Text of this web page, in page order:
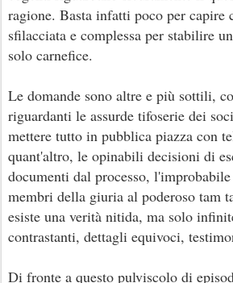
ragione. Basta infatti poco per capire
sfilacciata e complessa per stabilire
solo carnefice.
Le domande sono altre e più sottili,
riguardanti le assurde tifoserie dei
mettere tutto in pubblica piazza con
quant'altro, le opinabili decisioni di
documenti dal processo,
membri della giuria al poderoso tam
esiste una verità nitida, ma solo
contrastanti, dettagli equivoci,
Di fronte a questo pulviscolo di